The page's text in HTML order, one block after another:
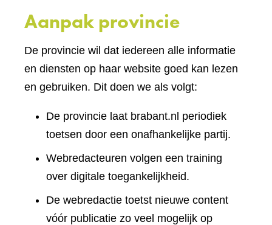
Aanpak provincie
De provincie wil dat iedereen alle informatie
en diensten op haar website goed kan lezen
en gebruiken. Dit doen we als volgt:
De provincie laat brabant.nl periodiek
toetsen door een onafhankelijke partij.
Webredacteuren volgen een training
over digitale toegankelijkheid.
De webredactie toetst nieuwe content
vóór publicatie zo veel mogelijk op